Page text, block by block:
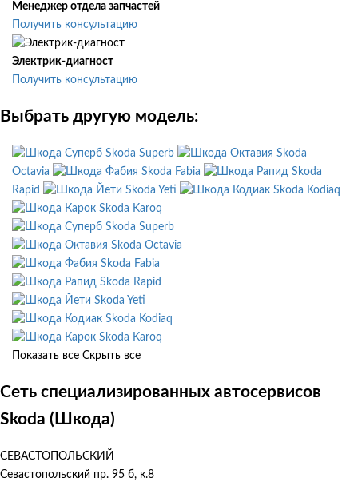
Менеджер отдела запчастей
Получить консультацию
Электрик-диагност
Получить консультацию
Выбрать другую модель:
Skoda Superb
Skoda
Octavia
Skoda Fabia
Skoda
Rapid
Skoda Yeti
Skoda Kodiaq
Skoda Karoq
Skoda Superb
Skoda Octavia
Skoda Fabia
Skoda Rapid
Skoda Yeti
Skoda Kodiaq
Skoda Karoq
Показать все Скрыть все
Сеть специализированных автосервисов
Skoda (Шкода)
СЕВАСТОПОЛЬСКИЙ
Севастопольский пр. 95 б, к.8